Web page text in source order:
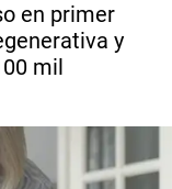
en primer
y
mil